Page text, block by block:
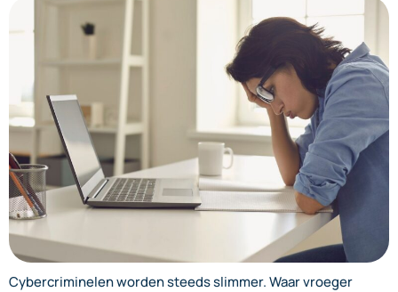
Cybercriminelen worden steeds slimmer. Waar vroeger